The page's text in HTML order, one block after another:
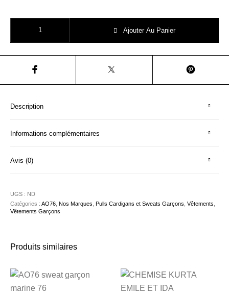
Ajouter Au Panier
Description
Informations complémentaires
Avis (0)
UGS : ND
Catégories :AO76 ,Nos Marques ,Pulls Cardigans et Sweats Garçons ,Vêtements
Vêtements Garçons
Produits similaires